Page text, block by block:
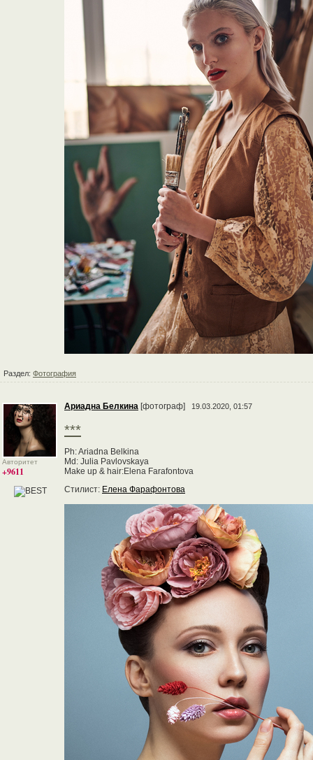
Раздел: Фотография
Авторитет
+9611
Ариадна Белкина [фотограф] 19.03.2020, 01:57
***
Ph: Ariadna Belkina
Md: Julia Pavlovskaya
Make up & hair:Elena Farafontova
Стилист: Елена Фарафонтова